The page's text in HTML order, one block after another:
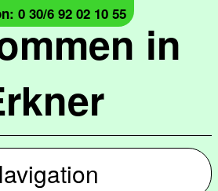
in
0 30/6 92 02 10 55